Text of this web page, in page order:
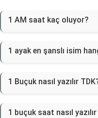
1 AM saat kaç oluyor?
1 ayak en şanslı isim
1 Buçuk nasıl yazılır
1 buçuk saat nasıl